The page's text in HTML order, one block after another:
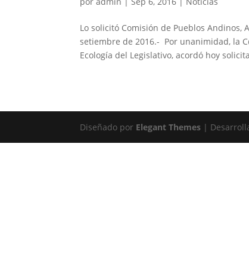
Lo solicitó Comisión de Pueblos Andinos,
setiembre de 2016.- Por unanimidad, la
Ecología del Legislativo, acordó hoy
Diseñado por Elegant Themes |